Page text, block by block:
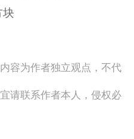
块
容为作者独立观点，不代
请联系作者本人，侵权必